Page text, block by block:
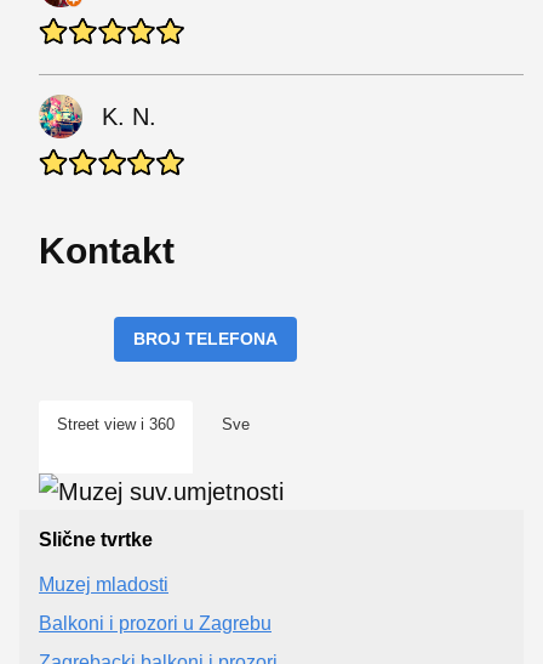
K. N.
Kontakt
BROJ TELEFONA
Street view i 360 Sve
Slične tvrtke
Muzej mladosti
Balkoni i prozori u Zagrebu